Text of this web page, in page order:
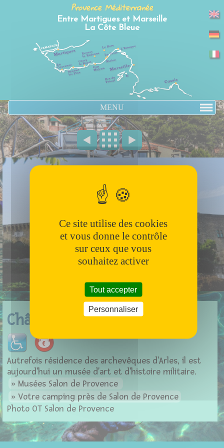
Provence Méditerranée
Entre Martigues et Marseille
La Côte Bleue
MENU
Château de l'Empéri
Autrefois résidence des archevêques d'Arles, il est
aujourd'hui un musée d'art et d'histoire militaire.
Musées Salon de Provence
Votre camping près de Salon de Provence
Photo OT Salon de Provence
Panneau de gestion des cookies
Ce site utilise des cookies
et vous donne le contrôle
sur ceux que vous
souhaitez activer
Tout accepter
Personnaliser